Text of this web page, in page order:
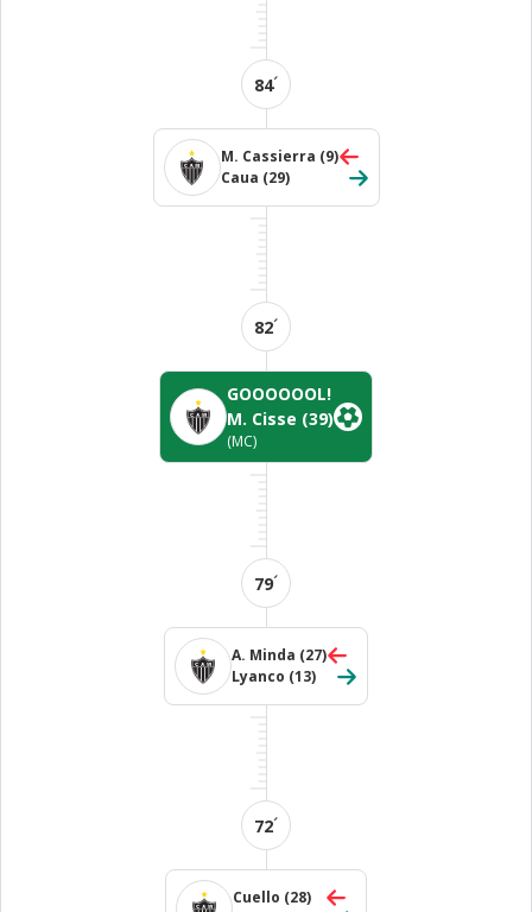
84´
M. Cassierra (9)
Caua (29)
82´
GOOOOOOL!
M. Cisse (39)
(MC)
79´
A. Minda (27)
Lyanco (13)
72´
Cuello (28)